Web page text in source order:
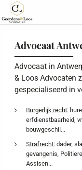
Advocaat
Advocaat in
& Loos Advocaten
gespecialiseerd in
Burgerlijk recht:
erfdienstbaarheid,
bouwgeschil...
Strafrecht: dader,
gevangenis,
Assisen...